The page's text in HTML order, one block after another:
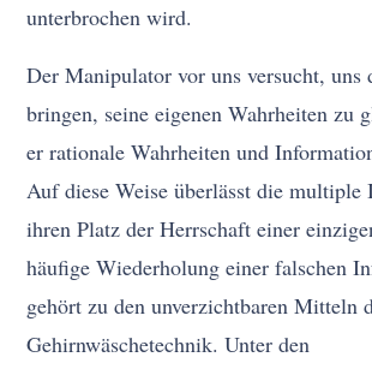
unterbrochen wird.
Der Manipulator vor uns versucht, uns
bringen, seine eigenen Wahrheiten zu
er rationale Wahrheiten und
Auf diese Weise überlässt die
ihren Platz der Herrschaft einer
häufige Wiederholung einer falschen
gehört zu den unverzichtbaren Mitteln
Gehirnwäschetechnik. Unter den